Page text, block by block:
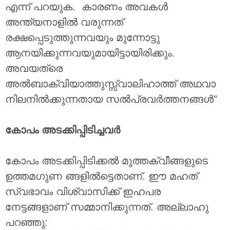
എന്ന് പറയുക. കാരണം അവകൾ
അന്ത്യനാളിൽ വരുന്നത്
രക്ഷപ്പെടുത്തുന്നവയും മുന്നോട്ടു
ആനയിക്കുന്നവയുമായിട്ടായിരിക്കും.
അവയത്രെ
അൽബാക്വിയാത്തുസ്സ്വാലിഹാത്ത് അഥവാ
നിലനിൽക്കുന്നതായ സൽപ്രവർത്തനങ്ങൾ”
കോപം അടക്കിപ്പിടിച്ചവർ
കോപം അടക്കിപ്പിടിക്കൽ മുത്തക്വീങ്ങളുടെ
ഉത്തമഗുണ ങ്ങളിൽട്ടെതാണ്. ഈ മഹത്
സ്വഭാവം വിശ്വാസിക്ക് ഇഹപര
നേട്ടങ്ങളാണ് സമ്മാനിക്കുന്നത്. അല്ലാഹു
പറഞ്ഞു: